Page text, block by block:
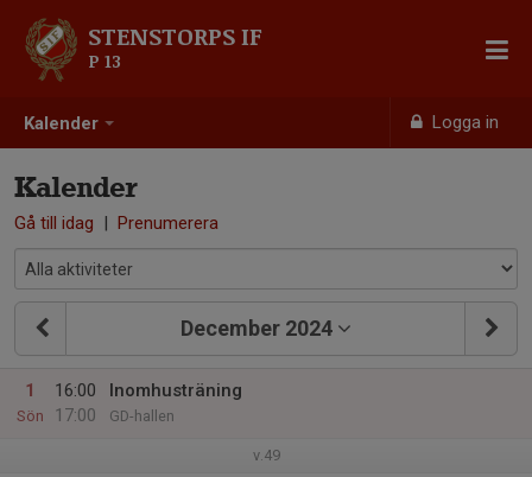
Kalender Logga in
STENSTORPS IF
P 13
Kalender
Gå till idag | Prenumerera
December 2024
1
Sön
16:00
17:00
Inomhusträning
GD-hallen
v.49